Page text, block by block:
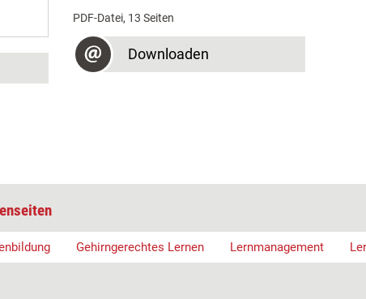
PDF-Datei, 13 Seiten
Downloaden
Gehirngerechtes Lernen Lernmanagement